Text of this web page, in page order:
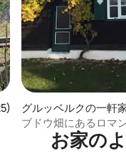
件、5つ星中4.84つ星の
グルッベルクの一軒
ブドウ畑にあるロマ
ュトックル、静かで
お家の